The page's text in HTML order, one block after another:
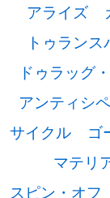
アライズ
トゥラン
ドゥラッグ
アンティシ
サイクル
ゴ
マテリ
スピン・オフ